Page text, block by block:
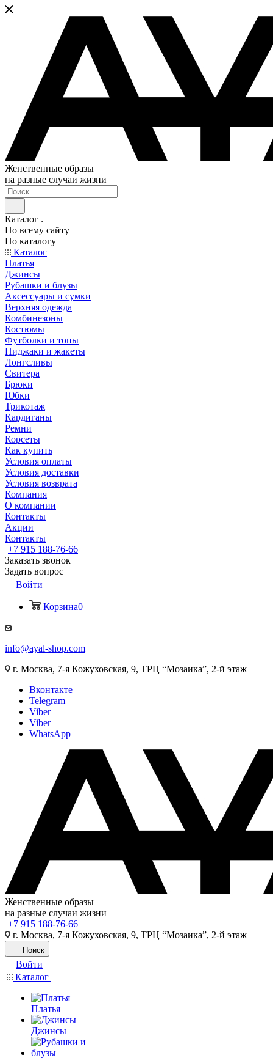
Женственные образы
на разные случаи жизни
Каталог
По всему сайту
По каталогу
Каталог
Платья
Джинсы
Рубашки и блузы
Аксессуары и сумки
Верхняя одежда
Комбинезоны
Костюмы
Футболки и топы
Пиджаки и жакеты
Лонгсливы
Свитера
Брюки
Юбки
Трикотаж
Кардиганы
Ремни
Корсеты
Как купить
Условия оплаты
Условия доставки
Условия возврата
Компания
О компании
Контакты
Акции
Контакты
+7 915 188-76-66
Заказать звонок
Задать вопрос
Войти
Корзина0
info@ayal-shop.com
г. Москва, 7-я Кожуховская, 9, ТРЦ “Мозаика”, 2-й этаж
Вконтакте
Telegram
Viber
Viber
WhatsApp
Женственные образы
на разные случаи жизни
+7 915 188-76-66
г. Москва, 7-я Кожуховская, 9, ТРЦ “Мозаика”, 2-й этаж
Поиск
Войти
Каталог
Платья
Джинсы